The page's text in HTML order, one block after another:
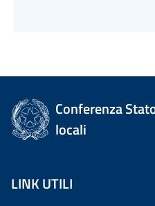
Conferenza
locali
LINK UTILI